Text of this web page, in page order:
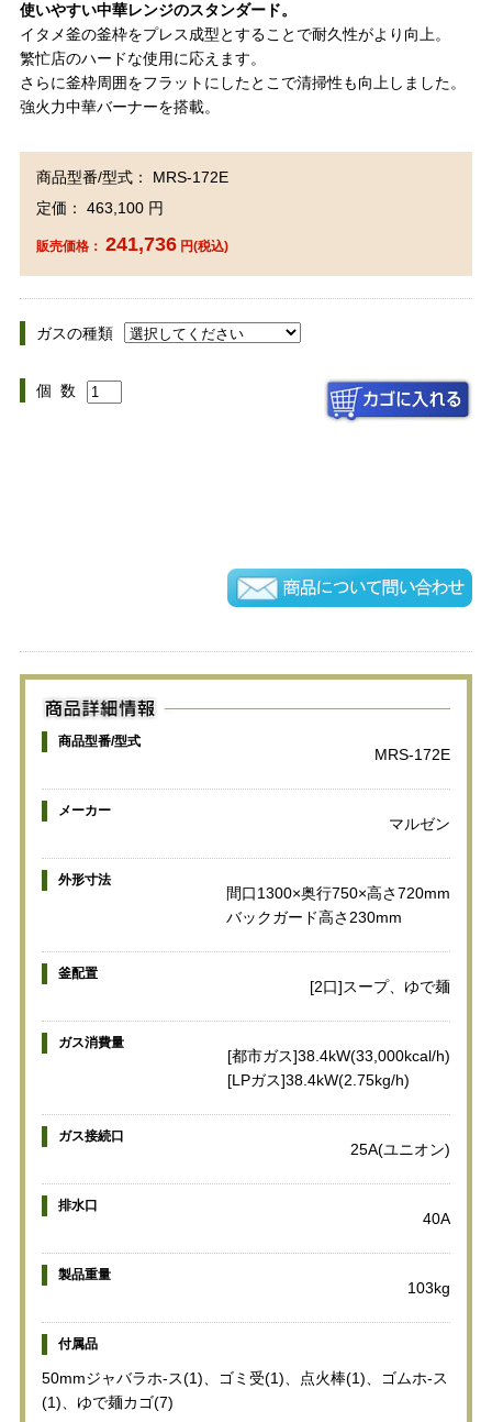
使いやすい中華レンジのスタンダード。
イタメ釜の釜枠をプレス成型とすることで耐久性がより向上。
繁忙店のハードな使用に応えます。
さらに釜枠周囲をフラットにしたとこで清掃性も向上しました。
強火力中華バーナーを搭載。
商品型番/型式： MRS-172E
定価： 463,100 円
販売価格： 241,736円(税込)
ガスの種類
個 数
商品型番/型式
MRS-172E
メーカー
マルゼン
外形寸法
間口1300×奥行750×高さ720mm
バックガード高さ230mm
釜配置
[2口]スープ、ゆで麺
ガス消費量
[都市ガス]38.4kW(33,000kcal/h)
[LPガス]38.4kW(2.75kg/h)
ガス接続口
25A(ユニオン)
排水口
40A
製品重量
103kg
付属品
50mmジャバラホ-ス(1)、ゴミ受(1)、点火棒(1)、ゴムホ-ス
(1)、ゆで麺カゴ(7)